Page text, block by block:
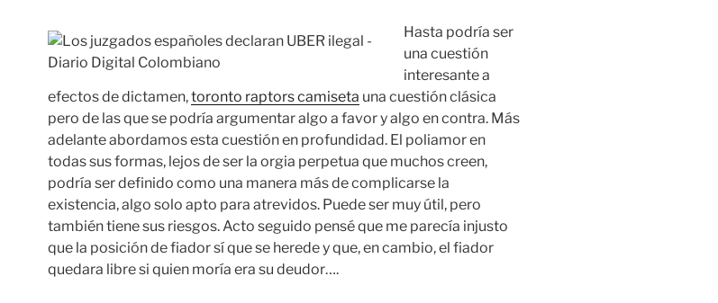
Hasta podría ser
una cuestión
interesante a
efectos de dictamen,toronto raptors camiseta una cuestión clásica
pero de las que se podría argumentar algo a favor y algo en contra. Más
adelante abordamos esta cuestión en profundidad. El poliamor en
todas sus formas, lejos de ser la orgia perpetua que muchos creen,
podría ser definido como una manera más de complicarse la
existencia, algo solo apto para atrevidos. Puede ser muy útil, pero
también tiene sus riesgos. Acto seguido pensé que me parecía injusto
que la posición de fiador sí que se herede y que, en cambio, el fiador
quedara libre si quien moría era su deudor….